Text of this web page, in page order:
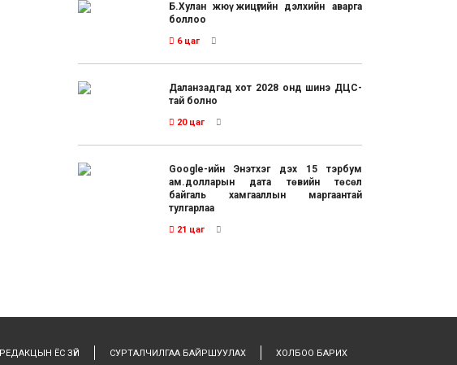
Б.Хулан жюү жицүгийн дэлхийн аварга
боллоо
6 цаг
Даланзадгад хот 2028 онд шинэ ДЦС-
тай болно
20 цаг
Google-ийн Энэтхэг дэх 15 тэрбум
ам.долларын дата төвийн төсөл
байгаль хамгааллын маргаантай
тулгарлаа
21 цаг
РЕДАКЦЫН ЁС ЗҮЙ СУРТАЛЧИЛГАА БАЙРШУУЛАХ ХОЛБОО БАРИХ